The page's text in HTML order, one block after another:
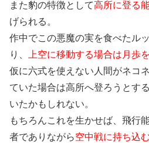
また豹の特徴として高所に登る
げられる。
作中でこの悪魔の実を食べたル
り、
上空に移動する場合は月歩
仮に六式を使えない人間がネコ
ていた場合は高所へ登ろうとす
いたかもしれない。
もちろんこれを生かせば、飛行
者でありながら空中戦に持ち込む